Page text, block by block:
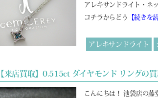
アレキサンドライト・ネ
コチラからどう
【続きを
アレキサンドライト
【来店買取】0.515ct ダイヤモンド リングの
こんにちは！ 池袋店の藤